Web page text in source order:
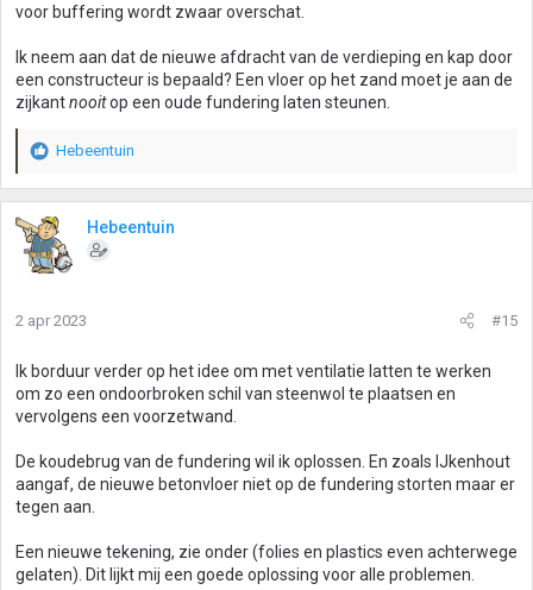
voor buffering wordt zwaar overschat.
Ik neem aan dat de nieuwe afdracht van de verdieping en kap door
een constructeur is bepaald? Een vloer op het zand moet je aan de
zijkantnooitop een oude fundering laten steunen.
W
a
r
d
e
n
e
n
:
Hebeentuin
Hebeentuin
2 apr 2023 #15
Ik borduur verder op het idee om met ventilatie latten te werken
om zo een ondoorbroken schil van steenwol te plaatsen en
vervolgens een voorzetwand.
De koudebrug van de fundering wil ik oplossen. En zoals IJkenhout
aangaf, de nieuwe betonvloer niet op de fundering storten maar er
tegen aan.
Een nieuwe tekening, zie onder (folies en plastics even achterwege
gelaten). Dit lijkt mij een goede oplossing voor alle problemen.